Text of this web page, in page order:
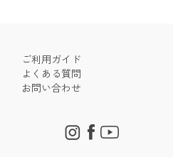
ご利用ガイド
よくある質問
お問い合わせ
クバーツボトル トライタン
0.6L プリムスレッド